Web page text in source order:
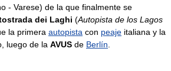
- Varese) de la que finalmente se
dei Laghi (Autopista de los Lagos
la primera autopista con peaje italiana y la
luego de la AVUS de Berlín